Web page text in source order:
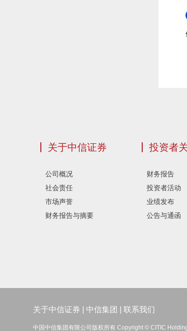
关于中信证券
公司概况
社会责任
市场声誉
财务报告与摘要
投资者
财务报告
投资者活动
业绩发布
公告与通函
关于中信证券 中信集团 |联系我们
中国中信集团有限公司版权所有 Copyright © CITIC